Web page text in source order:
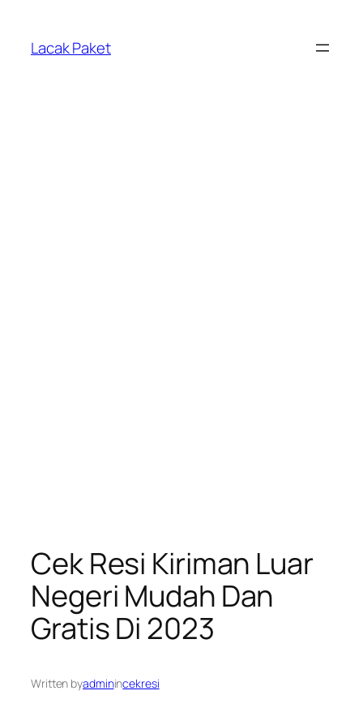
konten
Lacak Paket
Cek Resi Kiriman Luar
Negeri Mudah Dan
Gratis Di 2023
Written byadminincekresi